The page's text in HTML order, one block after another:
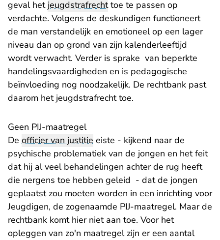
geval het jeugdstrafrechttoe te passen op
verdachte. Volgens de deskundigen functioneert
de man verstandelijk en emotioneel op een lager
niveau dan op grond van zijn kalenderleeftijd
wordt verwacht. Verder is sprake van beperkte
handelingsvaardigheden en is pedagogische
beïnvloeding nog noodzakelijk. De rechtbank past
daarom het jeugdstrafrecht toe.
Geen PIJ-maatregel
De officier van justitie eiste - kijkend naar de
psychische problematiek van de jongen en het feit
dat hij al veel behandelingen achter de rug heeft
die nergens toe hebben geleid - dat de jongen
geplaatst zou moeten worden in een inrichting voor
Jeugdigen, de zogenaamde PIJ-maatregel. Maar de
rechtbank komt hier niet aan toe. Voor het
opleggen van zo'n maatregel zijn er een aantal